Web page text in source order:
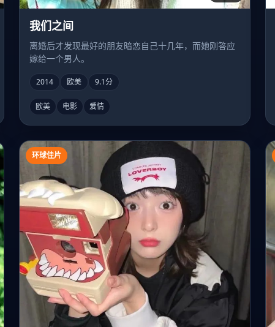
我们之间
离婚后才发现最好的朋友暗恋自己十几年，而她刚答应
嫁给一个男人。
2014 欧美 9.1分
欧美 电影 爱情
环球佳片